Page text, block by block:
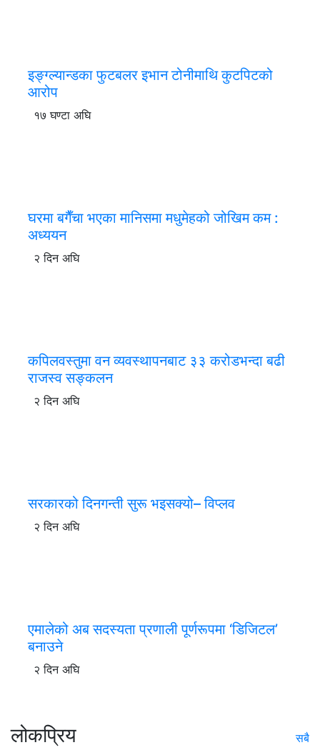
इङ्ग्ल्यान्डका फुटबलर इभान टोनीमाथि कुटपिटको
आरोप
१७ घण्टा अघि
घरमा बगैँचा भएका मानिसमा मधुमेहको जोखिम कम :
अध्ययन
२ दिन अघि
कपिलवस्तुमा वन व्यवस्थापनबाट ३३ करोडभन्दा बढी
राजस्व सङ्कलन
२ दिन अघि
सरकारको दिनगन्ती सुरू भइसक्यो– विप्लव
२ दिन अघि
एमालेको अब सदस्यता प्रणाली पूर्णरूपमा ‘डिजिटल’
बनाउने
२ दिन अघि
लोकप्रिय सबै